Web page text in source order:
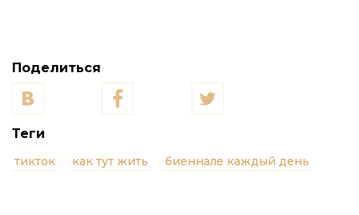
Поделиться
Теги
тикток как тут жить биеннале каждый день